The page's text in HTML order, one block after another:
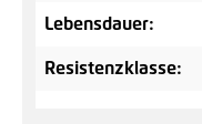
Lebensdauer:
Resistenzklasse: